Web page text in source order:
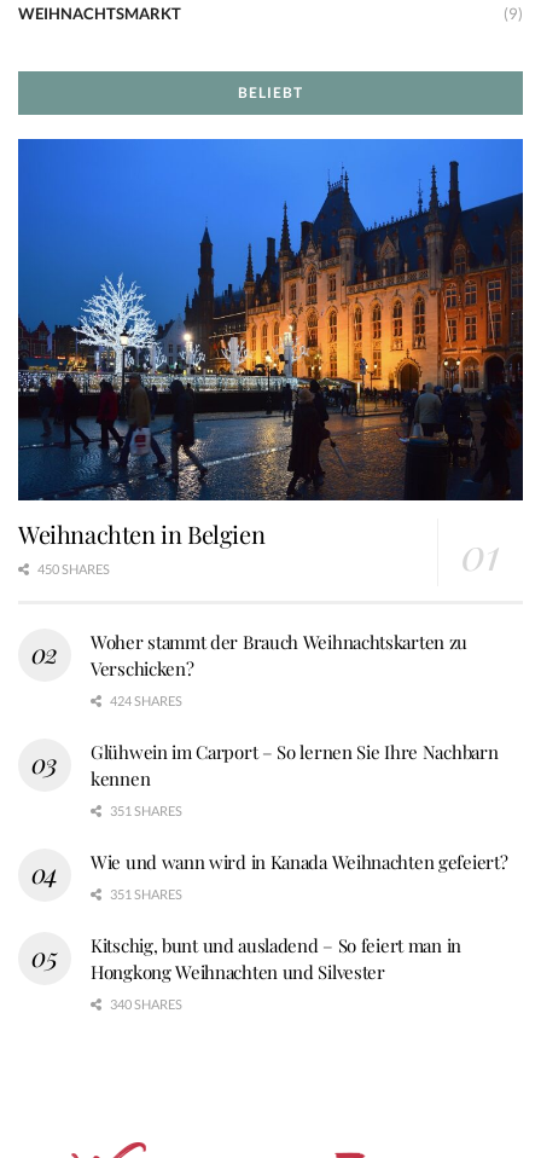
WEIHNACHTSMARKT (9)
BELIEBT
Weihnachten in Belgien
450 SHARES
Woher stammt der Brauch Weihnachtskarten zu
Verschicken?
424 SHARES
Glühwein im Carport – So lernen Sie Ihre Nachbarn
kennen
351 SHARES
Wie und wann wird in Kanada Weihnachten gefeiert?
351 SHARES
Kitschig, bunt und ausladend – So feiert man in
Hongkong Weihnachten und Silvester
340 SHARES